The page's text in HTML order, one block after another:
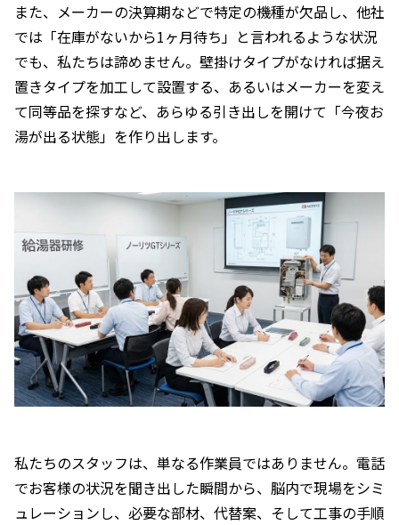
また、メーカーの決算期などで特定の機種が欠品し、他社
では「在庫がないから1ヶ月待ち」と言われるような状況
でも、私たちは諦めません。壁掛けタイプがなければ据え
置きタイプを加工して設置する、あるいはメーカーを変え
て同等品を探すなど、あらゆる引き出しを開けて「今夜お
湯が出る状態」を作り出します。
私たちのスタッフは、単なる作業員ではありません。電話
でお客様の状況を聞き出した瞬間から、脳内で現場をシミ
ュレーションし、必要な部材、代替案、そして工事の手順